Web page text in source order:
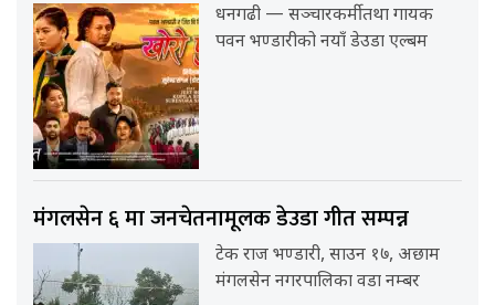
धनगढी — सञ्चारकर्मी तथा गायक
पवन भण्डारीको नयाँ डेउडा एल्बम
मंगलसेन ६ मा जनचेतनामूलक डेउडा गीत सम्पन्न
टेक राज भण्डारी, साउन १७, अछाम
मंगलसेन नगरपालिका वडा नम्बर